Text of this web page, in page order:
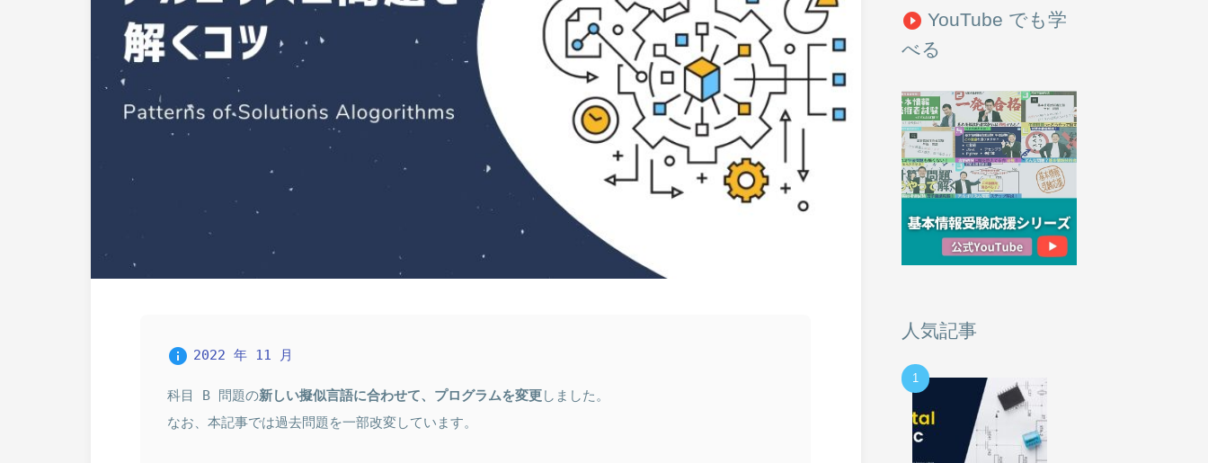
info 2022 年 11 月
科目 B 問題の新しい擬似言語に合わせて、プログラムを変更しました。
なお、本記事では過去問題を一部改変しています。
play_circle_filled YouTube でも学
べる
人気記事
1